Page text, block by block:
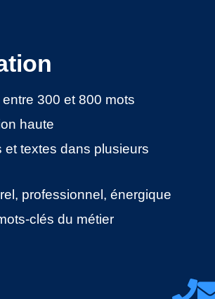
entre 300 et 800 mots
haute
et textes dans plusieurs
professionnel, énergique
clés du métier